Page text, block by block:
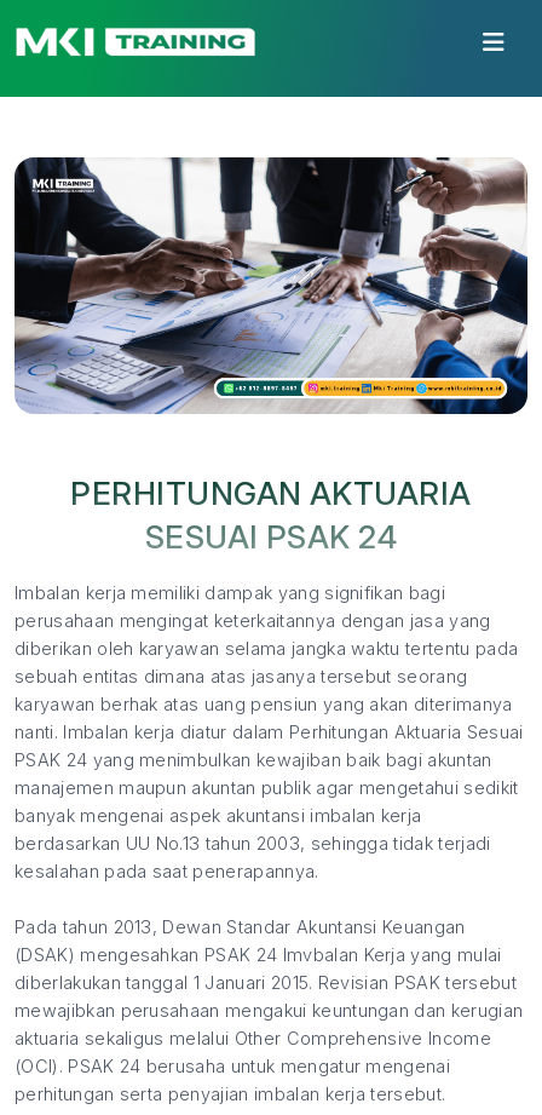
PERHITUNGAN AKTUARIA
SESUAI PSAK 24
Imbalan kerja memiliki dampak yang signifikan bagi
perusahaan mengingat keterkaitannya dengan jasa yang
diberikan oleh karyawan selama jangka waktu tertentu pada
sebuah entitas dimana atas jasanya tersebut seorang
karyawan berhak atas uang pensiun yang akan diterimanya
nanti. Imbalan kerja diatur dalam Perhitungan Aktuaria Sesuai
PSAK 24 yang menimbulkan kewajiban baik bagi akuntan
manajemen maupun akuntan publik agar mengetahui sedikit
banyak mengenai aspek akuntansi imbalan kerja
berdasarkan UU No.13 tahun 2003, sehingga tidak terjadi
kesalahan pada saat penerapannya.
Pada tahun 2013, Dewan Standar Akuntansi Keuangan
(DSAK) mengesahkan PSAK 24 Imvbalan Kerja yang mulai
diberlakukan tanggal 1 Januari 2015. Revisian PSAK tersebut
mewajibkan perusahaan mengakui keuntungan dan kerugian
aktuaria sekaligus melalui Other Comprehensive Income
(OCI). PSAK 24 berusaha untuk mengatur mengenai
perhitungan serta penyajian imbalan kerja tersebut.